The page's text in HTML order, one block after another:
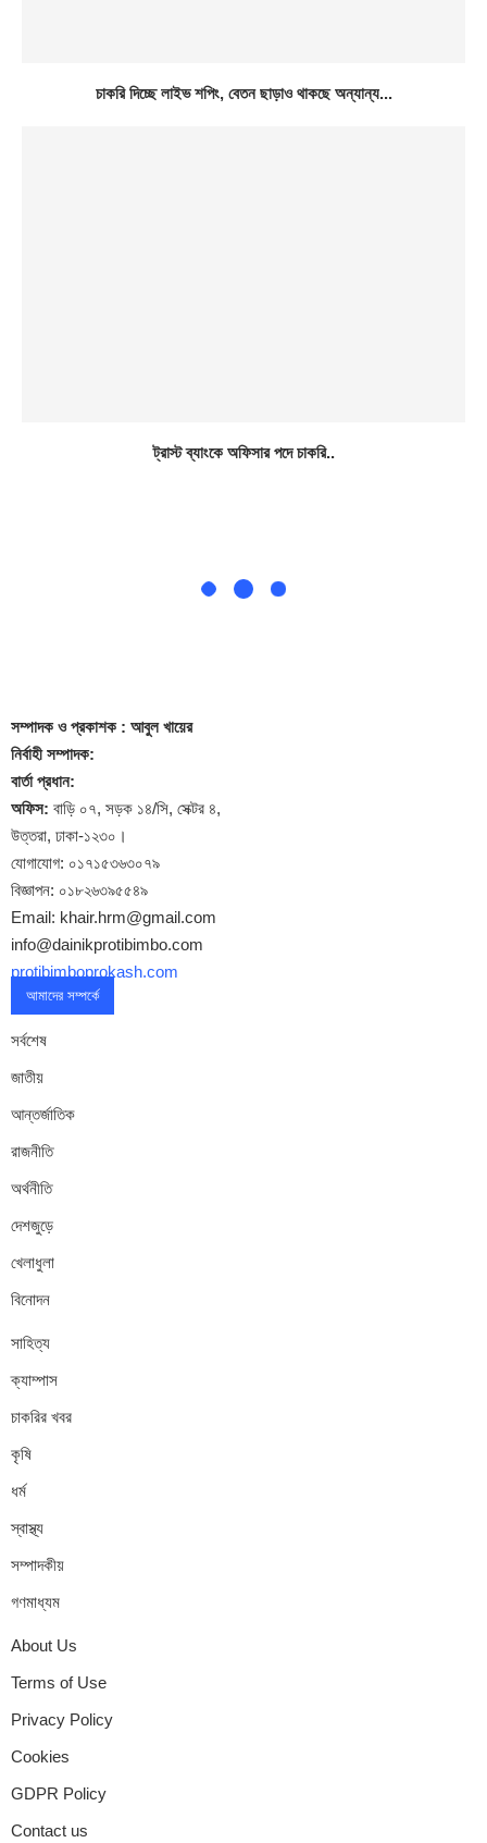
চাকরি দিচ্ছে লাইভ শপিং, বেতন ছাড়াও থাকছে অন্যান্য...
ট্রাস্ট ব্যাংকে অফিসার পদে চাকরি..
সম্পাদকও প্রকাশক : আবুল খায়ের
নির্বাহী সম্পাদক:
বার্তা প্রধান:
অফিস: বাড়ি ০৭, সড়ক ১৪/সি, সেক্টর ৪,
উত্তরা, ঢাকা-১২৩০।
যোগাযোগ: ০১৭১৫৩৬৩০৭৯
বিজ্ঞাপন: ০১৮২৬৩৯৫৫৪৯
Email: khair.hrm@gmail.com
info@dainikprotibimbo.com
protibimboprokash.com
আমাদের সম্পর্কে
সর্বশেষ
জাতীয়
আন্তর্জাতিক
রাজনীতি
অর্থনীতি
দেশজুড়ে
খেলাধুলা
বিনোদন
সাহিত্য
ক্যাম্পাস
চাকরির খবর
কৃষি
ধর্ম
স্বাস্থ্য
সম্পাদকীয়
গণমাধ্যম
About Us
Terms of Use
Privacy Policy
Cookies
GDPR Policy
Contact us